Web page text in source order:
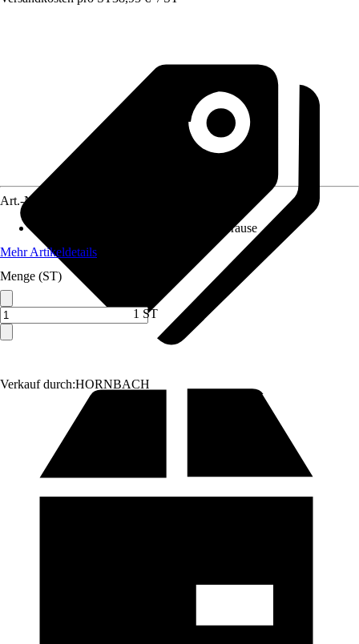
Verkauf durch:HORNBACH
Art.-Nr.
Schlauch, Handbrause
Mehr Artikeldetails
Menge (ST)
1 ST